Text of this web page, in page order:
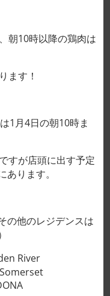
100g
朝10時以降の鶏肉は
ます！
1月4日の朝10時ま
すが店頭に出す予定
ります。
の他のレジデンスは
River